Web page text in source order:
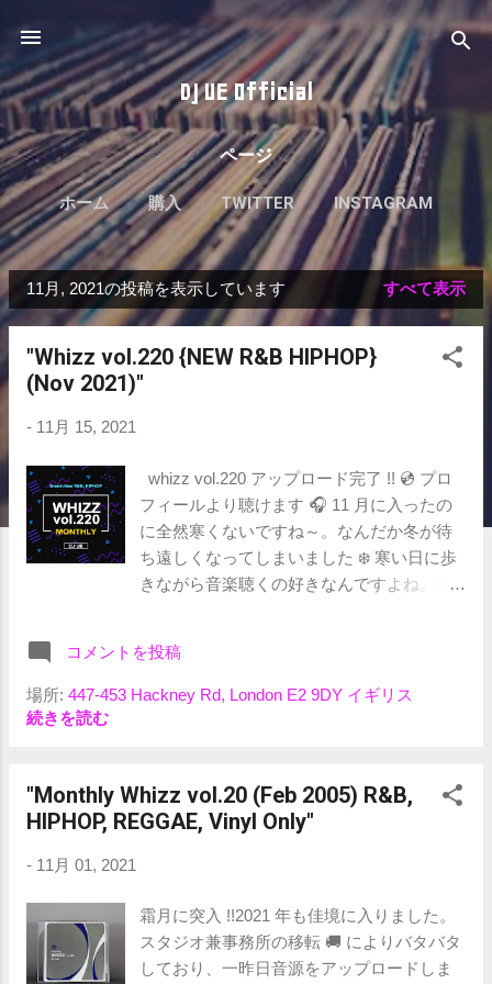
スキップしてメイン コンテンツに移動
DJ UE Official
ページ
ホーム 購入 TWITTER INSTAGRAM
投
稿
11月, 2021の投稿を表示しています すべて表示
"Whizz vol.220 {NEW R&B HIPHOP}
(Nov 2021)"
- 11月 15, 2021
whizz vol.220 アップロード完了 !! 💿 プロ
フィールより聴けます 🎧 11 月に入ったの
に全然寒くないですね～。なんだか冬が待
ち遠しくなってしまいました ❄️ 寒い日に歩
きながら音楽聴くの好きなんですよね。コ
なのでインターネット環境が弱く、アップ
ロードに手こずりましたが、なんとか間に
います 🔥 "Whizz vol.220 {NEW R&B
HIPHOP} ( Nov 2021 ) " 01. I Know What
Gas Lite / Eli Derby 6:42 05. Wedding Cake /
dvsn, Ty Dolla Sign 8:50 06. Juicy / Vedo ft.
Ari Lennox 11:34 07. Footsteps In The Dark /
コメントを投稿
場所: 447-453 Hackney Rd, London E2 9DY イギリス
続きを読む
"Monthly Whizz vol.20 (Feb 2005) R&B,
HIPHOP, REGGAE, Vinyl Only"
- 11月 01, 2021
霜月に突入 !!2021 年も佳境に入りました。
スタジオ兼事務所の移転 🚚 によりバタバタ
しており、一昨日音源をアップロードしま